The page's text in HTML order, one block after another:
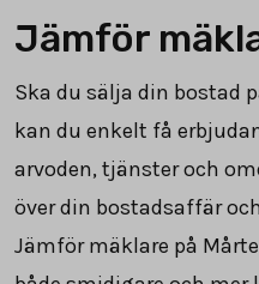
Jämför
Ska du sälja din bostad
kan du enkelt få
arvoden, tjänster och
över din bostadsaffär
Jämför mäklare på